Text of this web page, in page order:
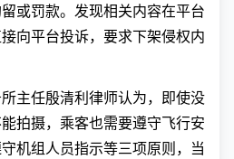
或罚款。发现相关内容在平台
向平台投诉，要求下架侵权内
主任殷清利律师认为，即使没
拍摄，乘客也需要遵守飞行安
机组人员指示等三项原则，当